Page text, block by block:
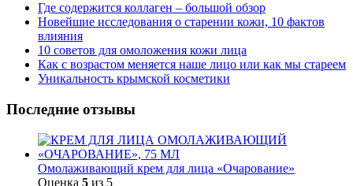
Где содержится коллаген – большой обзор
Новейшие исследования о старении кожи, 10 фактов
влияния
10 советов для омоложения кожи лица
Как с возрастом меняется наше лицо или как мы стареем
Уникальность крымской косметики
Последние отзывы
Омолаживающий крем для лица «Очарование»
Оценка 5 из 5